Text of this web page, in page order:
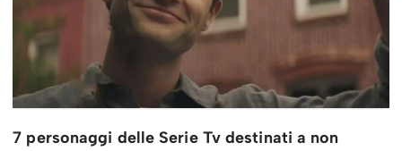
7 personaggi delle Serie Tv destinati a non